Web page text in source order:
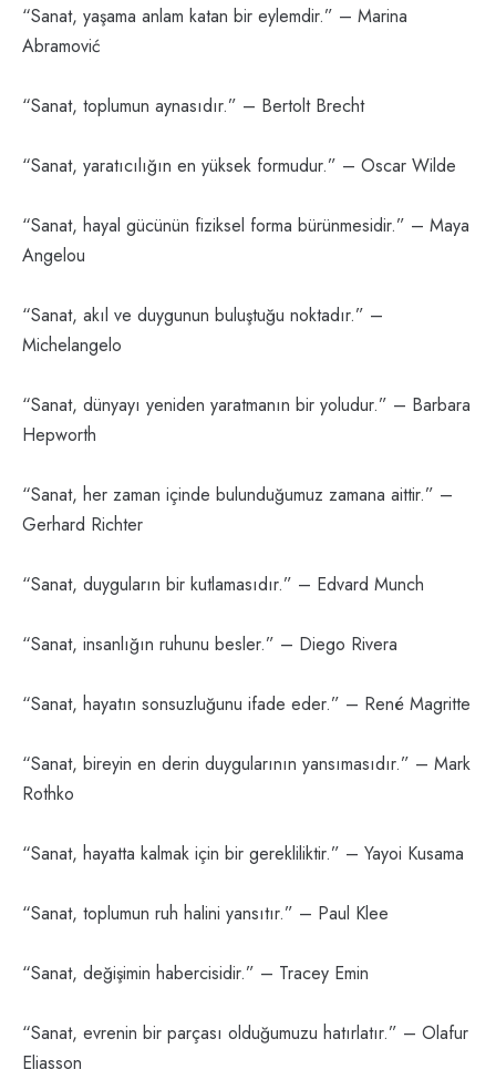
“Sanat, yaşama anlam katan bir eylemdir.” – Marina
Abramović
“Sanat, toplumun aynasıdır.” – Bertolt Brecht
“Sanat, yaratıcılığın en yüksek formudur.” – Oscar Wilde
“Sanat, hayal gücünün fiziksel forma bürünmesidir.” – Maya
Angelou
“Sanat, akıl ve duygunun buluştuğu noktadır.” –
Michelangelo
“Sanat, dünyayı yeniden yaratmanın bir yoludur.” – Barbara
Hepworth
“Sanat, her zaman içinde bulunduğumuz zamana aittir.” –
Gerhard Richter
“Sanat, duyguların bir kutlamasıdır.” – Edvard Munch
“Sanat, insanlığın ruhunu besler.” – Diego Rivera
“Sanat, hayatın sonsuzluğunu ifade eder.” – René Magritte
“Sanat, bireyin en derin duygularının yansımasıdır.” – Mark
Rothko
“Sanat, hayatta kalmak için bir gerekliliktir.” – Yayoi Kusama
“Sanat, toplumun ruh halini yansıtır.” – Paul Klee
“Sanat, değişimin habercisidir.” – Tracey Emin
“Sanat, evrenin bir parçası olduğumuzu hatırlatır.” – Olafur
Eliasson